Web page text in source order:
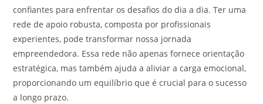
confiantes para enfrentar os desafios do dia a dia. Ter uma
rede de apoio robusta, composta por profissionais
experientes, pode transformar nossa jornada
empreendedora. Essa rede não apenas fornece orientação
estratégica, mas também ajuda a aliviar a carga emocional,
proporcionando um equilíbrio que é crucial para o sucesso
a longo prazo.